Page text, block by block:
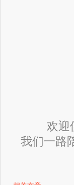
欢迎
我们一路